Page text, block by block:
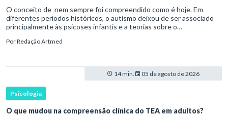
O conceito de nem sempre foi compreendido como é hoje. Em
diferentes períodos históricos, o autismo deixou de ser associado
principalmente às psicoses infantis e a teorias sobre o
transtorno do des
PorRedação Artmed
14 min. 05 de agosto de 2026
Psicologia
O que mudou na compreensão clínica do TEA em adultos?